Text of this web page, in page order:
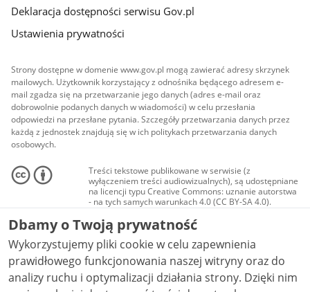
Deklaracja dostępności serwisu Gov.pl
Ustawienia prywatności
Strony dostępne w domenie www.gov.pl mogą zawierać adresy skrzynek
mailowych. Użytkownik korzystający z odnośnika będącego adresem e-
mail zgadza się na przetwarzanie jego danych (adres e-mail oraz
dobrowolnie podanych danych w wiadomości) w celu przesłania
odpowiedzi na przesłane pytania. Szczegóły przetwarzania danych przez
każdą z jednostek znajdują się w ich politykach przetwarzania danych
osobowych.
Treści tekstowe publikowane w serwisie (z
wyłączeniem treści audiowizualnych), są udostępniane
na licencji typu Creative Commons: uznanie autorstwa
- na tych samych warunkach 4.0 (CC BY-SA 4.0).
Materiały audiowizualne, w tym zdjęcia, materiały
audio i wideo, są udostępniane na licencji typu
Creative Commons: uznanie autorstwa użycie
niekomercyjne - bez utworów zależnych 4.0 (CC BY-
NC-ND 4.0), o ile nie jest to stwierdzone inaczej.
Dbamy o Twoją prywatność
Wykorzystujemy pliki cookie w celu zapewnienia
prawidłowego funkcjonowania naszej witryny oraz do
analizy ruchu i optymalizacji działania strony. Dzięki nim